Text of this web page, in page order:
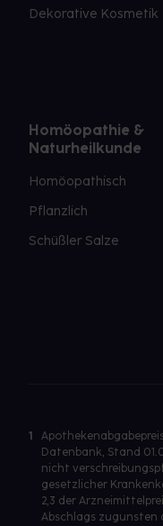
Dekorative Kosmetik
Homöopathie &
Naturheilkunde
Homöopathisch
Pflanzlich
Schüßler Salze
1
Datenbank, Stand
nicht
gesetzlicher
2,3 der
Abschlags zugunsten